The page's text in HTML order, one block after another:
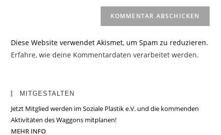
Diese Website verwendet Akismet, um Spam zu reduzieren.
Erfahre, wie deine Kommentardaten verarbeitet werden.
MITGESTALTEN
Jetzt Mitglied werden im Soziale Plastik e.V. und die kommenden
Aktivitäten des Waggons mitplanen!
MEHR INFO